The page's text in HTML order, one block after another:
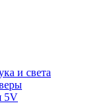
и света
5V